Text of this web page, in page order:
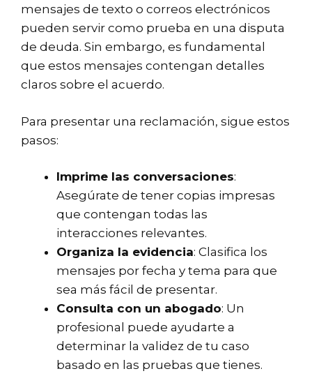
mensajes de texto o correos electrónicos
pueden servir como prueba en una disputa
de deuda. Sin embargo, es fundamental
que estos mensajes contengan detalles
claros sobre el acuerdo.
Para presentar una reclamación, sigue estos
pasos:
Imprime las conversaciones:
Asegúrate de tener copias impresas
que contengan todas las
interacciones relevantes.
Organiza la evidencia: Clasifica los
mensajes por fecha y tema para que
sea más fácil de presentar.
Consulta con un abogado: Un
profesional puede ayudarte a
determinar la validez de tu caso
basado en las pruebas que tienes.